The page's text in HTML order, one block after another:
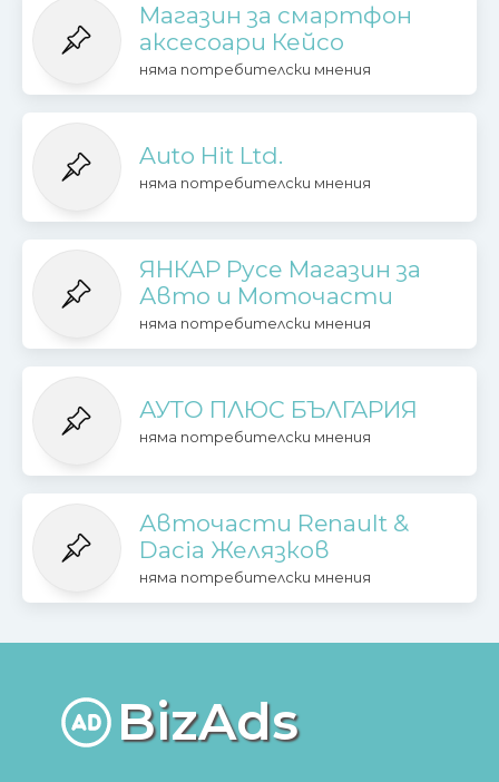
Магазин за смартфон
аксесоари Кейсо
няма потребителски мнения
Auto Hit Ltd.
няма потребителски мнения
ЯНКАР Русе Магазин за
Авто и Моточасти
няма потребителски мнения
АУТО ПЛЮС БЪЛГАРИЯ
няма потребителски мнения
Авточасти Renault &
Dacia Желязков
няма потребителски мнения
BizAds